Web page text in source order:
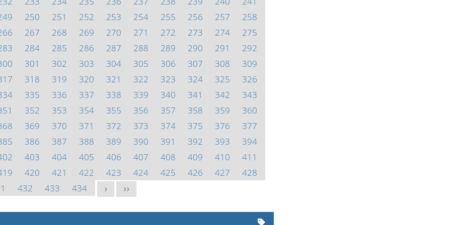
250 251 252 253 254 255 256 257
258
267 268 269 270 271 272 273 274
275
284 285 286 287 288 289 290 291
292
301 302 303 304 305 306 307 308
309
318 319 320 321 322 323 324 325
326
335 336 337 338 339 340 341 342
343
352 353 354 355 356 357 358 359
360
369 370 371 372 373 374 375 376
377
386 387 388 389 390 391 392 393
394
403 404 405 406 407 408 409 410
411
420 421 422 423 424 425 426 427
428
432 433 434 > >>